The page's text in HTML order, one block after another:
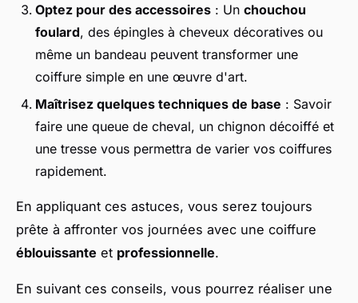
Optez pour des accessoires : Un chouchou
foulard, des épingles à cheveux décoratives ou
même un bandeau peuvent transformer une
coiffure simple en une œuvre d'art.
Maîtrisez quelques techniques de base : Savoir
faire une queue de cheval, un chignon décoiffé et
une tresse vous permettra de varier vos coiffures
rapidement.
En appliquant ces astuces, vous serez toujours
prête à affronter vos journées avec une coiffure
éblouissante et professionnelle.
En suivant ces conseils, vous pourrez réaliser une